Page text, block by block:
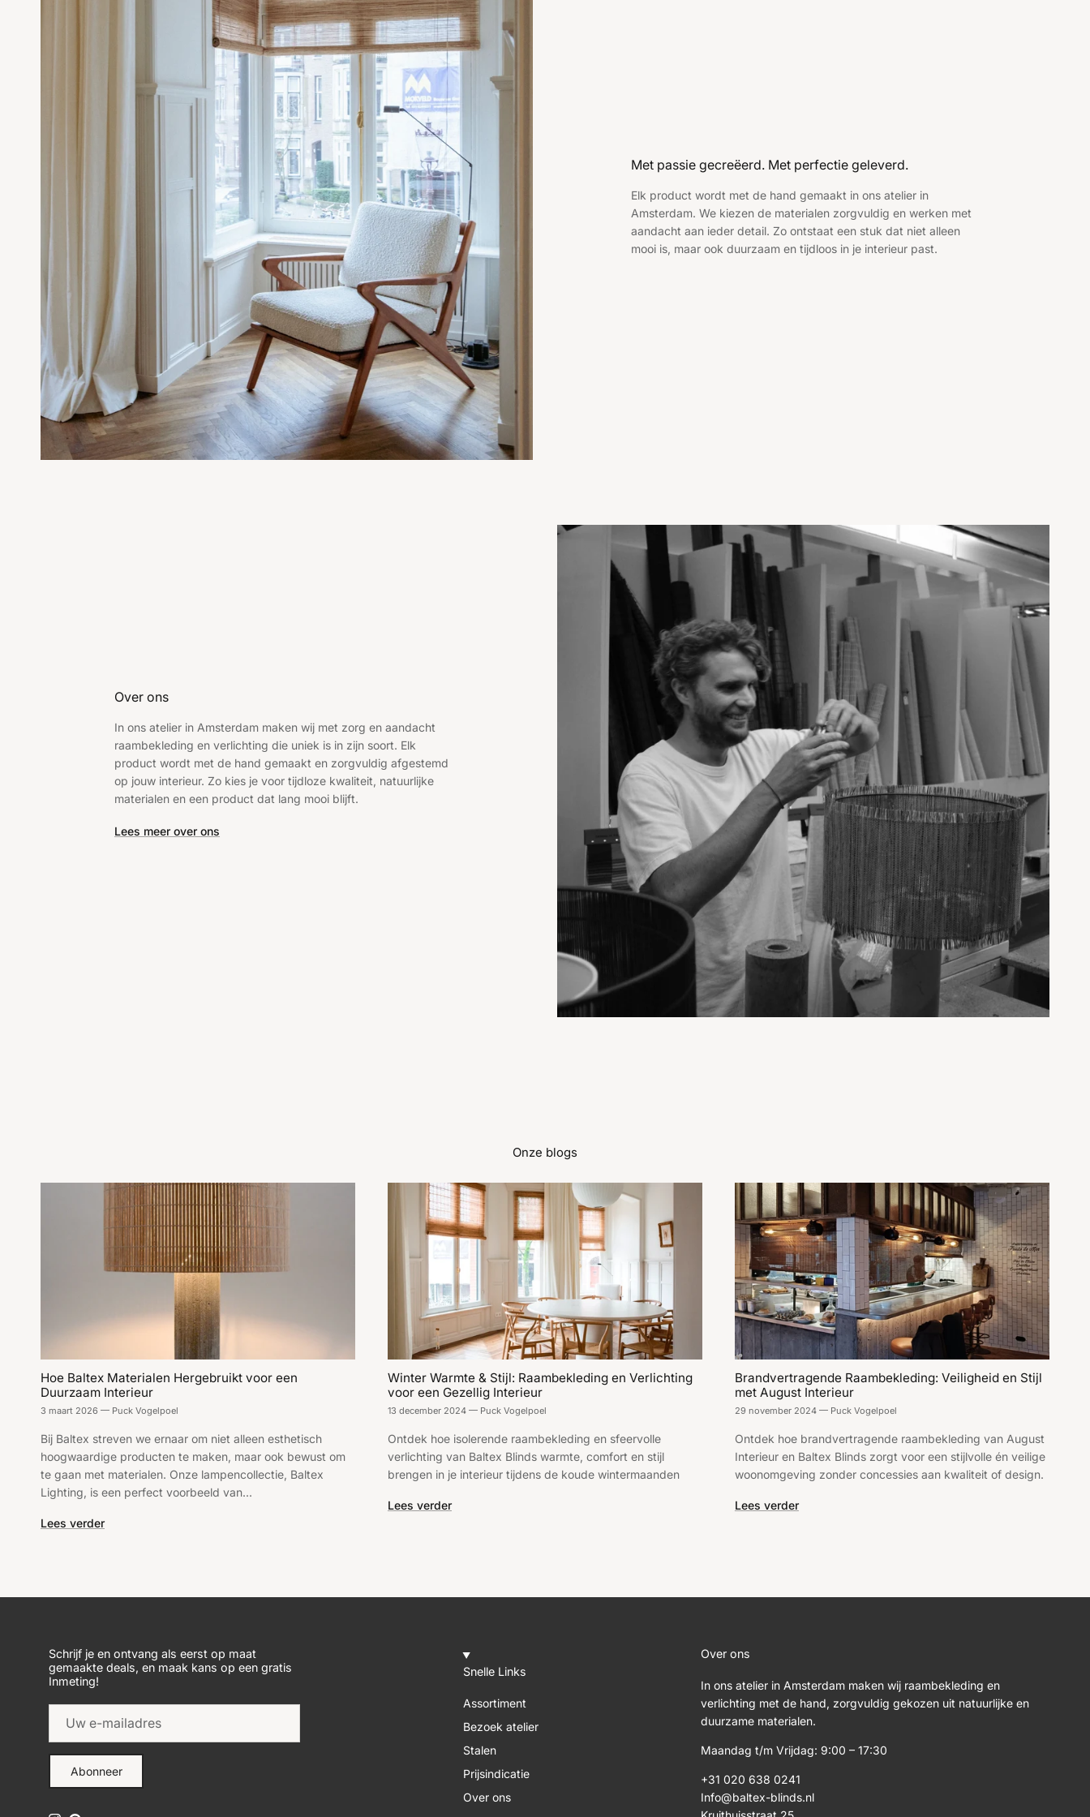
Met passie gecreëerd. Met perfectie geleverd.
Elk product wordt met de hand gemaakt in ons atelier in
Amsterdam. We kiezen de materialen zorgvuldig en werken met
aandacht aan ieder detail. Zo ontstaat een stuk dat niet alleen
mooi is, maar ook duurzaam en tijdloos in je interieur past.
Over ons
In ons atelier in Amsterdam maken wij met zorg en aandacht
raambekleding en verlichting die uniek is in zijn soort. Elk
product wordt met de hand gemaakt en zorgvuldig afgestemd
op jouw interieur. Zo kies je voor tijdloze kwaliteit, natuurlijke
materialen en een product dat lang mooi blijft.
Lees meer over ons
Onze blogs
Hoe Baltex Materialen Hergebruikt voor een
Duurzaam Interieur
3 maart 2026 — Puck Vogelpoel
Bij Baltex streven we ernaar om niet alleen esthetisch
hoogwaardige producten te maken, maar ook bewust om
te gaan met materialen. Onze lampencollectie, Baltex
Lighting, is een perfect voorbeeld van...
Lees verder
Winter Warmte & Stijl: Raambekleding en Verlichting
voor een Gezellig Interieur
13 december 2024— Puck Vogelpoel
Ontdek hoe isolerende raambekleding en sfeervolle
verlichting van Baltex Blinds warmte, comfort en stijl
brengen in je interieur tijdens de koude wintermaanden
Lees verder
Brandvertragende Raambekleding: Veiligheid en Stijl
met August Interieur
29 november 2024— Puck Vogelpoel
Ontdek hoe brandvertragende raambekleding van August
Interieur en Baltex Blinds zorgt voor een stijlvolle én veilige
woonomgeving zonder concessies aan kwaliteit of design.
Lees verder
Schrijf je en ontvang als eerst op maat
gemaakte deals, en maak kans op een gratis
Inmeting!
Abonneer
Snelle Links
Assortiment
Bezoek atelier
Stalen
Prijsindicatie
Over ons
Over ons
In ons atelier in Amsterdam maken wij raambekleding en
verlichting met de hand, zorgvuldig gekozen uit natuurlijke en
duurzame materialen.
Maandag t/m Vrijdag: 9:00 – 17:30
+31 020 638 0241
Info@baltex-blinds.nl